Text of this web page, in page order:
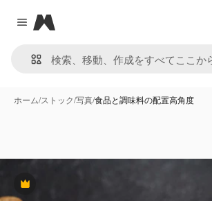
Close menu
Magnific
ホーム/ストック/写真/食品と調味料の配置高角度
Premium